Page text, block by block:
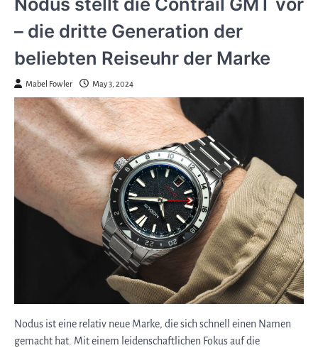
– die dritte Generation der
beliebten Reiseuhr der Marke
Mabel Fowler May 3, 2024
Nodus ist eine relativ neue Marke, die sich schnell einen Namen
gemacht hat. Mit einem leidenschaftlichen Fokus auf die